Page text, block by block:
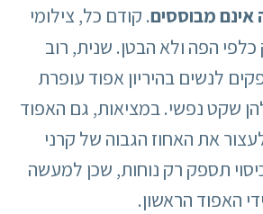
אינם מבוססים. קודם כל, צילומי
כלפי הפה ולא הבטן. שנית, רוב
לנשים בהיריון אפוד עופרת
שקט נפשי. במציאות, גם האפוד
את האחוז הגבוה של קרני
תספק רק נוחות, שכן למעשה
האפוד הראשון.